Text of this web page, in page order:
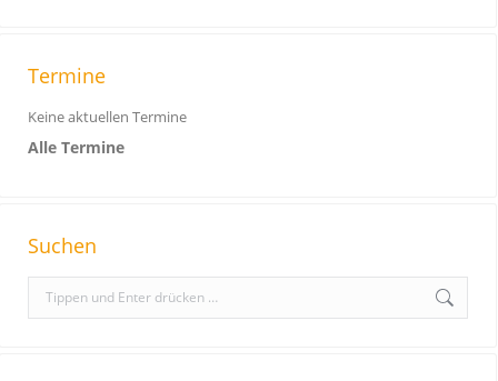
Termine
Keine aktuellen Termine
Alle Termine
Suchen
e